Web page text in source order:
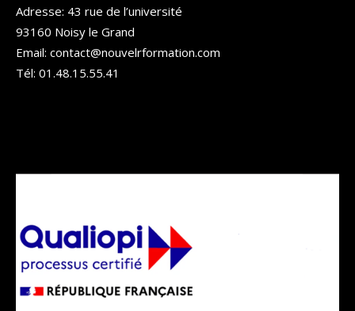
Adresse: 43 rue de l’université
93160 Noisy le Grand
Email: contact@nouvelrformation.com
Tél: 01.48.15.55.41